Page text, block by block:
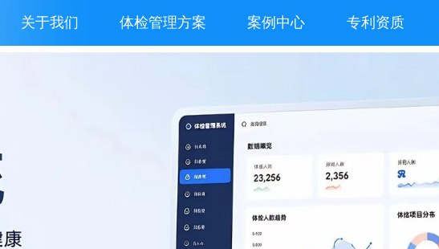
关于我们 体检管理方案 案例中心 专利资质